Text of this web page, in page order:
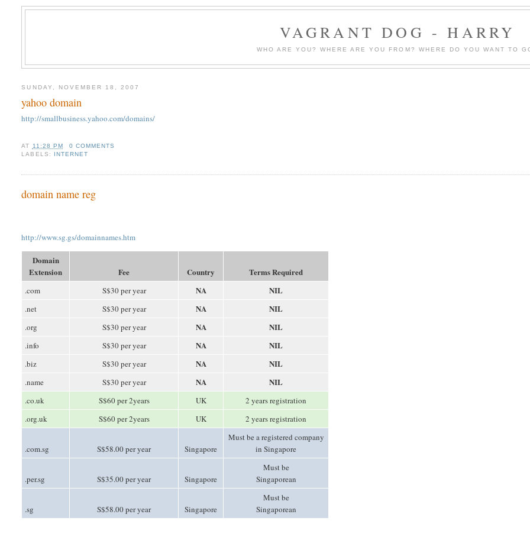
VAGRANT DOG - HARRY
WHO ARE YOU? WHERE ARE YOU FROM? WHERE DO YOU WANT TO
SUNDAY, NOVEMBER 18, 2007
yahoo domain
http://smallbusiness.yahoo.com/domains/
AT 11:28 PM
0 COMMENTS
LABELS:
INTERNET
domain name reg
http://www.sg.gs/domainnames.htm
Domain
Extension
Fee Country Terms Required
.com S$30 per year NA NIL
.net S$30 per year NA NIL
.org S$30 per year NA NIL
.info S$30 per year NA NIL
.biz S$30 per year NA NIL
.name S$30 per year NA NIL
.co.uk S$60 per 2years UK
2 years registration
.org.uk
S$60 per 2years UK 2 years registration
.com.sg S$58.00 per year Singapore
Must be a registered company
in Singapore
.per.sg S$35.00 per year Singapore
Must be
Singaporean
.sg S$58.00 per year Singapore
Must be
Singaporean